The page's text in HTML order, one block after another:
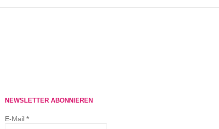
NEWSLETTER ABONNIEREN
E-Mail *